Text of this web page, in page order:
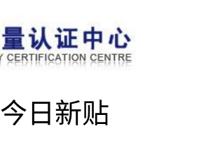
今日新贴